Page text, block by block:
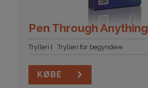
Pen Through Anything
Trylleri Trylleri for begyndere
KØBE